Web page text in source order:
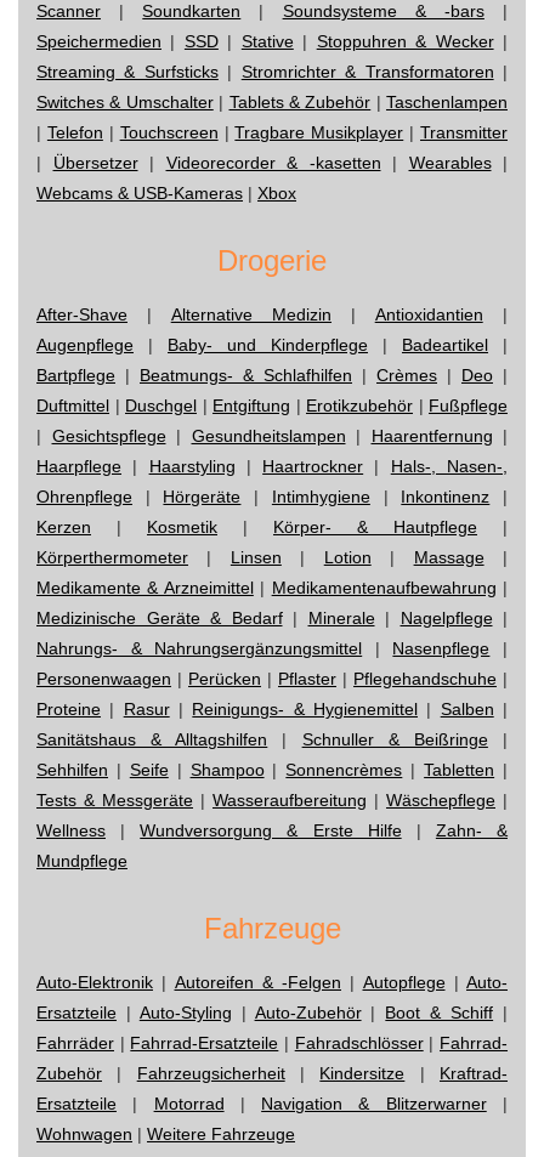
Scanner |Soundkarten | Soundsysteme & -bars|
Speichermedien | SSD| Stative| Stoppuhren & Wecker|
Streaming & Surfsticks| Stromrichter & Transformatoren |
Switches & Umschalter| Tablets & Zubehör | Taschenlampen
| Telefon | Touchscreen |Tragbare Musikplayer | Transmitter
| Übersetzer| Videorecorder & -kasetten | Wearables|
Webcams & USB-Kameras | Xbox
Drogerie
After-Shave | Alternative Medizin | Antioxidantien |
Augenpflege | Baby- und Kinderpflege | Badeartikel |
Bartpflege | Beatmungs- & Schlafhilfen | Crèmes | Deo |
Duftmittel | Duschgel | Entgiftung | Erotikzubehör | Fußpflege
| Gesichtspflege| Gesundheitslampen | Haarentfernung |
Haarpflege | Haarstyling | Haartrockner | Hals-, Nasen-,
Ohrenpflege | Hörgeräte | Intimhygiene| Inkontinenz |
Kerzen | Kosmetik | Körper- & Hautpflege |
Körperthermometer | Linsen | Lotion | Massage|
Medikamente & Arzneimittel| Medikamentenaufbewahrung |
Medizinische Geräte & Bedarf| Minerale| Nagelpflege|
Nahrungs- & Nahrungsergänzungsmittel | Nasenpflege |
Personenwaagen | Perücken | Pflaster | Pflegehandschuhe |
Proteine | Rasur| Reinigungs- & Hygienemittel | Salben |
Sanitätshaus & Alltagshilfen | Schnuller & Beißringe|
Sehhilfen | Seife| Shampoo|Sonnencrèmes |Tabletten |
Tests & Messgeräte | Wasseraufbereitung | Wäschepflege |
Wellness |Wundversorgung & Erste Hilfe| Zahn- &
Mundpflege
Fahrzeuge
Auto-Elektronik | Autoreifen & -Felgen | Autopflege| Auto-
Ersatzteile | Auto-Styling | Auto-Zubehör| Boot & Schiff |
Fahrräder | Fahrrad-Ersatzteile | Fahradschlösser| Fahrrad-
Zubehör | Fahrzeugsicherheit| Kindersitze | Kraftrad-
Ersatzteile | Motorrad | Navigation & Blitzerwarner|
Wohnwagen | Weitere Fahrzeuge